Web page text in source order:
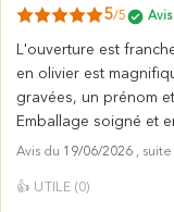
5/5
L'ouverture est
en olivier est
gravées, un prénom
Emballage soigné et
Avis du 19/06/2026 ,
👍 UTILE (0)